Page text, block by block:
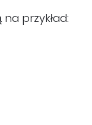
przykład: